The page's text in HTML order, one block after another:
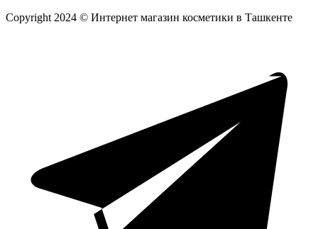
Copyright 2024 © Интернет магазин косметики в Ташкенте